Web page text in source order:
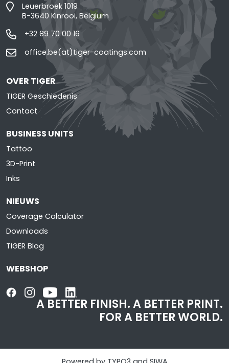
Leuerbroek 1019
B-3640 Kinrooi, Belgium
+32 89 70 00 16
office.be(at)tiger-coatings.com
OVER TIGER
TIGER Geschiedenis
Contact
BUSINESS UNITS
Tattoo
3D-Print
Inks
NIEUWS
Coverage Calculator
Downloads
TIGER Blog
WEBSHOP
A BETTER FINISH.A BETTER PRINT.
FOR A BETTER WORLD.